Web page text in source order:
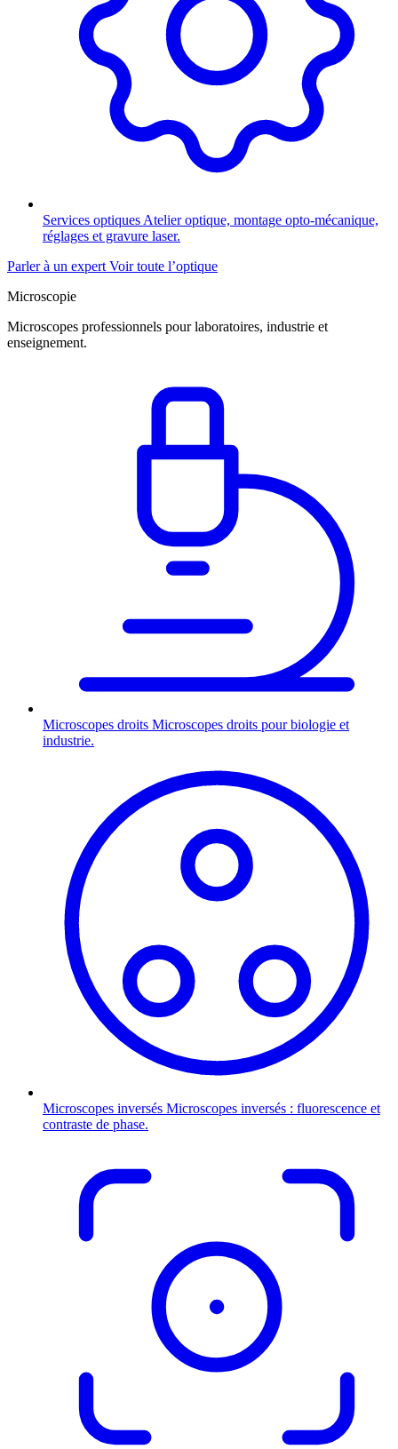
Services optiques Atelier optique, montage opto-mécanique,
réglages et gravure laser.
Parler à un expert Voir toute l’optique
Microscopie
Microscopes professionnels pour laboratoires, industrie et
enseignement.
Microscopes droits Microscopes droits pour biologie et
industrie.
Microscopes inversés Microscopes inversés : fluorescence et
contraste de phase.